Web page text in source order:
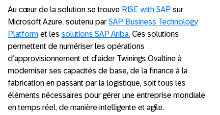
Au cœur de la solution se trouve RISE with SAP sur
Microsoft Azure, soutenu par SAP Business Technology
Platform et les solutions SAP Ariba. Ces solutions
permettent de numériser les opérations
d’approvisionnement et d’aider Twinings Ovaltine à
moderniser ses capacités de base, de la finance à la
fabrication en passant par la logistique, soit tous les
éléments nécessaires pour gérer une entreprise mondiale
en temps réel, de manière intelligente et agile.